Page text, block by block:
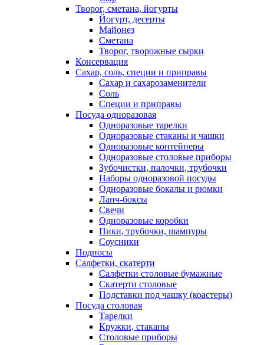
Творог, сметана, йогурты
Йогурт, десерты
Майонез
Сметана
Творог, творожные сырки
Консервация
Сахар, соль, специи и приправы
Сахар и сахарозаменители
Соль
Специи и приправы
Посуда одноразовая
Одноразовые тарелки
Одноразовые стаканы и чашки
Одноразовые контейнеры
Одноразовые столовые приборы
Зубочистки, палочки, трубочки
Наборы одноразовой посуды
Одноразовые бокалы и рюмки
Ланч-боксы
Свечи
Одноразовые коробки
Пики, трубочки, шампуры
Соусники
Подносы
Салфетки, скатерти
Салфетки столовые бумажные
Скатерти столовые
Подставки под чашку (коастеры)
Посуда столовая
Тарелки
Кружки, стаканы
Столовые приборы